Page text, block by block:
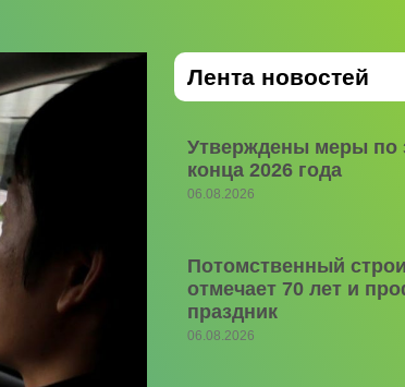
Лента новостей
Утверждены меры по
конца 2026 года
06.08.2026
Потомственный
отмечает 70 лет и
праздник
06.08.2026